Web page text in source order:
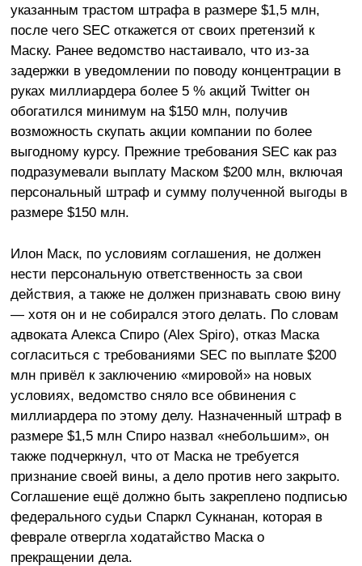
указанным трастом штрафа в размере $1,5 млн,
после чего SEC откажется от своих претензий к
Маску. Ранее ведомство настаивало, что из-за
задержки в уведомлении по поводу концентрации в
руках миллиардера более 5 % акций Twitter он
обогатился минимум на $150 млн, получив
возможность скупать акции компании по более
выгодному курсу. Прежние требования SEC как раз
подразумевали выплату Маском $200 млн, включая
персональный штраф и сумму полученной выгоды в
размере $150 млн.
Илон Маск, по условиям соглашения, не должен
нести персональную ответственность за свои
действия, а также не должен признавать свою вину
— хотя он и не собирался этого делать. По словам
адвоката Алекса Спиро (Alex Spiro), отказ Маска
согласиться с требованиями SEC по выплате $200
млн привёл к заключению «мировой» на новых
условиях, ведомство сняло все обвинения с
миллиардера по этому делу. Назначенный штраф в
размере $1,5 млн Спиро назвал «небольшим», он
также подчеркнул, что от Маска не требуется
признание своей вины, а дело против него закрыто.
Соглашение ещё должно быть закреплено подписью
федерального судьи Спаркл Сукнанан, которая в
феврале отвергла ходатайство Маска о
прекращении дела.